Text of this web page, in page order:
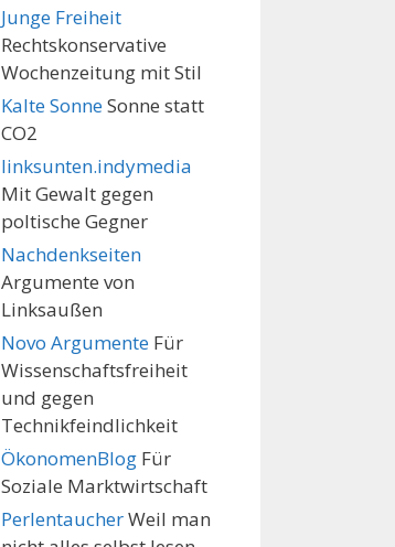
Junge Freiheit
Rechtskonservative
Wochenzeitung mit Stil
Kalte SonneSonne statt
CO2
linksunten.indymedia
Mit Gewalt gegen
poltische Gegner
Nachdenkseiten
Argumente von
Linksaußen
Novo Argumente Für
Wissenschaftsfreiheit
und gegen
Technikfeindlichkeit
ÖkonomenBlog Für
Soziale Marktwirtschaft
PerlentaucherWeil man